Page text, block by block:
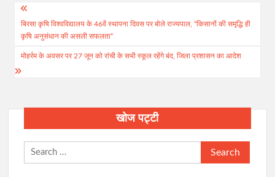
Post
navigation
बिरसा कृषि विश्वविद्यालय के 46वें स्थापना दिवस पर बोले राज्यपाल, “किसानों की समृद्धि ही
कृषि अनुसंधान की असली सफलता”
मोहर्रम के अवसर पर 27 जून को रांची के सभी स्कूल रहेंगे बंद, जिला प्रशासन का आदेश
खोज पट्टी
Search
for: